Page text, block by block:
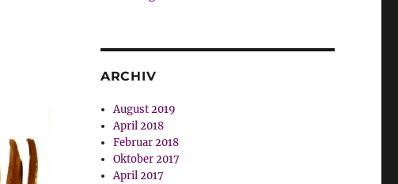
ARCHIV
August 2019
April 2018
Februar 2018
Oktober 2017
April 2017